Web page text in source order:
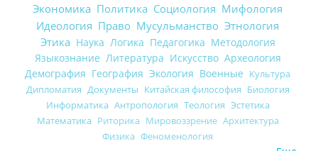
Экономика Политика Социология Мифология
Идеология Право Мусульманство Этнология
Этика Наука Логика Педагогика Методология
Языкознание Литература Искусство Археология
Демография География Экология Военные Культура
Дипломатия Документы Китайская философия Биология
Информатика Антропология Теология Эстетика
Математика Риторика Мировоззрение Архитектура
Физика Феноменология